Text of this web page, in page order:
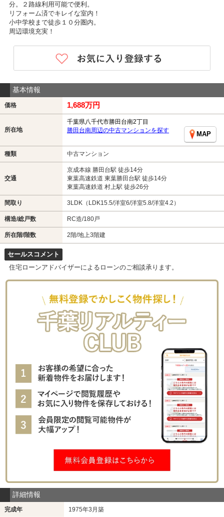
分。２路線利用可能で便利。
リフォーム済でキレイな室内！
小中学校まで徒歩１０分圏内。
周辺環境充実！
基本情報
価格 1,688万円
所在地
千葉県八千代市勝田台南2丁目
勝田台南周辺の中古マンションを探す
MAP
種類 中古マンション
交通
京成本線 勝田台駅 徒歩14分
東葉高速鉄道 東葉勝田台駅 徒歩14分
東葉高速鉄道 村上駅 徒歩26分
間取り 3LDK（LDK15.5/洋室6/洋室5.8/洋室4.2）
構造/総戸数 RC造/180戸
所在階/階数 2階/地上3階建
セールスコメント
住宅ローンアドバイザーによるローンのご相談承ります。
詳細情報
完成年 1975年3月築